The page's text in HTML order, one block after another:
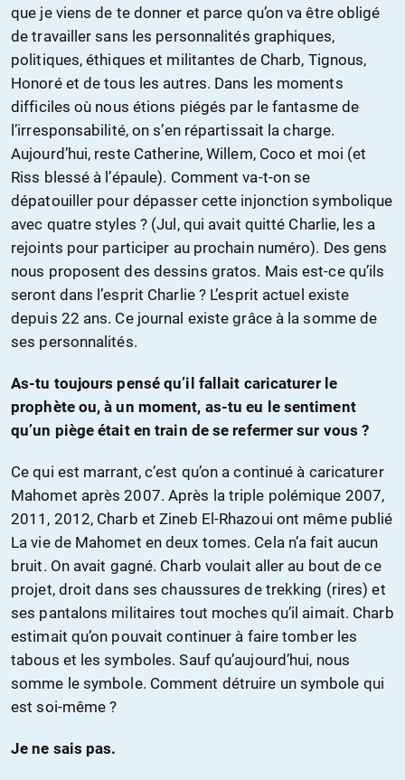
que je viens de te donner et parce qu’on va être obligé
de travailler sans les personnalités graphiques,
politiques, éthiques et militantes de Charb, Tignous,
Honoré et de tous les autres. Dans les moments
difficiles où nous étions piégés par le fantasme de
l’irresponsabilité, on s’en répartissait la charge.
Aujourd’hui, reste Catherine, Willem, Coco et moi (et
Riss blessé à l’épaule). Comment va-t-on se
dépatouiller pour dépasser cette injonction symbolique
avec quatre styles ? (Jul, qui avait quitté Charlie, les a
rejoints pour participer au prochain numéro). Des gens
nous proposent des dessins gratos. Mais est-ce qu’ils
seront dans l’esprit Charlie ? L’esprit actuel existe
depuis 22 ans. Ce journal existe grâce à la somme de
ses personnalités.
As-tu toujours pensé qu’il fallait caricaturer le
prophète ou, à un moment, as-tu eu le sentiment
qu’un piège était en train de se refermer sur vous ?
Ce qui est marrant, c’est qu’on a continué à caricaturer
Mahomet après 2007. Après la triple polémique 2007,
2011, 2012, Charb et Zineb El-Rhazoui ont même publié
La vie de Mahomet en deux tomes. Cela n’a fait aucun
bruit. On avait gagné. Charb voulait aller au bout de ce
projet, droit dans ses chaussures de trekking (rires) et
ses pantalons militaires tout moches qu’il aimait. Charb
estimait qu’on pouvait continuer à faire tomber les
tabous et les symboles. Sauf qu’aujourd’hui, nous
somme le symbole. Comment détruire un symbole qui
est soi-même ?
Je ne sais pas.